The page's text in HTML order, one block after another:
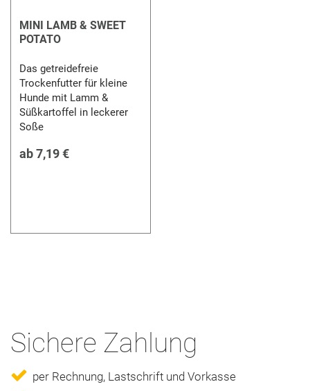
MINI LAMB & SWEET
POTATO
Das getreidefreie
Trockenfutter für kleine
Hunde mit Lamm &
Süßkartoffel in leckerer
Soße
ab7,19 €
Sichere Zahlung
per Rechnung, Lastschrift und Vorkasse